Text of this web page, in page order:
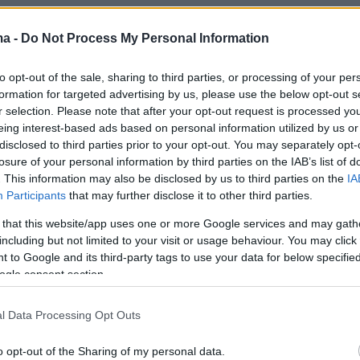
- Do Not Process My Personal Information
opt-out of the sale, sharing to third parties, or processing of your
for targeted advertising by us, please use the below opt-out
selection. Please note that after your opt-out request is processed
interest-based ads based on personal information utilized by us
to third parties prior to your opt-out. You may separately
of your personal information by third parties on the IAB’s list of
This information may also be disclosed by us to third parties on the
Participants that may further disclose it to other third parties.
that this website/app uses one or more Google services and may
but not limited to your visit or usage behaviour. You may
to Google and its third-party tags to use your data for below
consent section.
Data Processing Opt Outs
opt-out of the Sharing of my personal data.
– Παραμένουν οι κίνδυνοι
προβλέψεις της Επιτροπής, εντός του 2022 θα
σε επίπεδα προ κρίσης, όσον αφορά το ΑΕΠ της
Επιτροπή παρουσίασε πέντε τομείς πολιτικής στους
προτεραιότητα
της Αγγλίας: Η έκρηξη των
δημιουργεί φόβους
στην ανάπτυξη και ράλι